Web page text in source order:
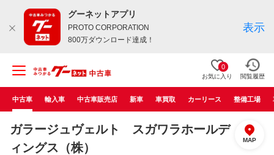
グーネットアプリ
PROTO CORPORATION
800万ダウンロード達成！
表示
0
お気に入り 閲覧履歴
中古車 輸入車 中古車販売店 新車 車買取 カーリース 整備工場
ガラージュヴェルト スガワラホールデ
ィングス（株）
MAP